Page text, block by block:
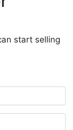
start selling